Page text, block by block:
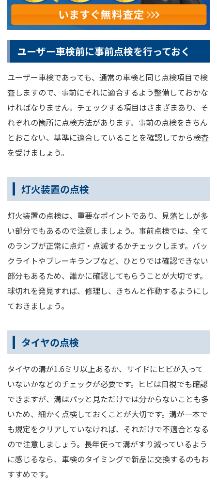
ユーザー車検前に事前点検を行っておく
ユーザー車検であっても、通常の車検と同じ点検項目で検
査しますので、事前にそれに適合するよう整備しておかな
ければなりません。チェックする項目はさまざまあり、そ
れぞれの箇所に点検方法があります。事前の点検をきちん
とおこない、基準に適合していることを確認してから検査
を受けましょう。
灯火装置の点検
灯火装置の点検は、重要なポイントであり、見落としが多
い部分でもあるので注意しましょう。事前点検では、全て
のランプが正常に点灯・点滅するかチェックします。バッ
クライトやブレーキランプなど、ひとりでは確認できない
部分もあるため、誰かに確認してもらうことが大切です。
球切れを発見すれば、修理し、きちんと作動するようにし
ておきましょう。
タイヤの点検
タイヤの溝が1.6ミリ以上あるか、サイドにヒビが入って
いないかなどのチェックが必要です。ヒビは目視でも確認
できますが、溝はパッと見ただけでは分からないことも多
いため、細かく点検しておくことが大切です。溝が一本で
も規定をクリアしていなければ、それだけで不適合となる
ので注意しましょう。長年使って溝がすり減っているよう
に感じるなら、車検のタイミングで新品に交換するのもお
すすめです。